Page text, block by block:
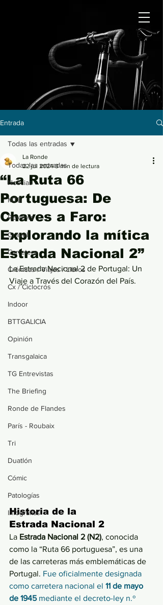
Entrada
Todas las entradas
Noticias
MTB
Reviews
Gravel
Carretera
Crónicas / Viajes / Libros
Cx / Ciclocrós
Indoor
BTTGALICIA
Opinión
Transgalaica
TG Entrevistas
The Briefing
Ronde de Flandes
París - Roubaix
Tri
Duatlón
Cómic
Patologías
Infografías
Todas las entradas
“La Ruta 66
Portuguesa: De
Chaves a Faro:
Explorando la mítica
Estrada Nacional 2”
La Ronde
22 jul 2024 3 min de lectura
La Estrada Nacional 2 de Portugal: Un
Viaje a Través del Corazón del País.
Historia de la
Estrada Nacional 2
La Estrada Nacional 2 (N2), conocida
como la “Ruta 66 portuguesa”, es una
de las carreteras más emblemáticas de
Portugal. Fue oficialmente designada
como carretera nacional el 11 de mayo
de 1945 mediante el decreto-ley n.º